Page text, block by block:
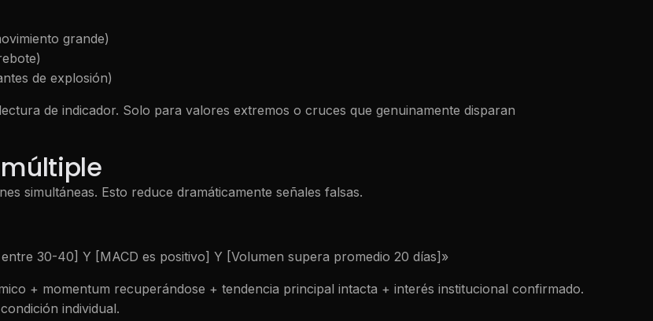
grande)
de explosión)
de indicador. Solo para valores extremos o cruces que genuinamente disparan
simultáneas. Esto reduce dramáticamente señales falsas.
30-40] Y [MACD es positivo] Y [Volumen supera promedio 20 días]»
+ momentum recuperándose + tendencia principal intacta + interés institucional confirmado.
individual.